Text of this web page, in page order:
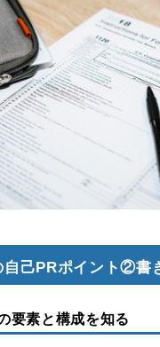
自己PRポイント②書
要素と構成を知る